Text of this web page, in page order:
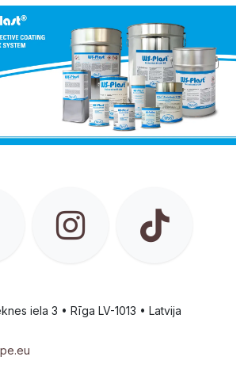
iela 3 • Rīga LV-1013 • Latvija